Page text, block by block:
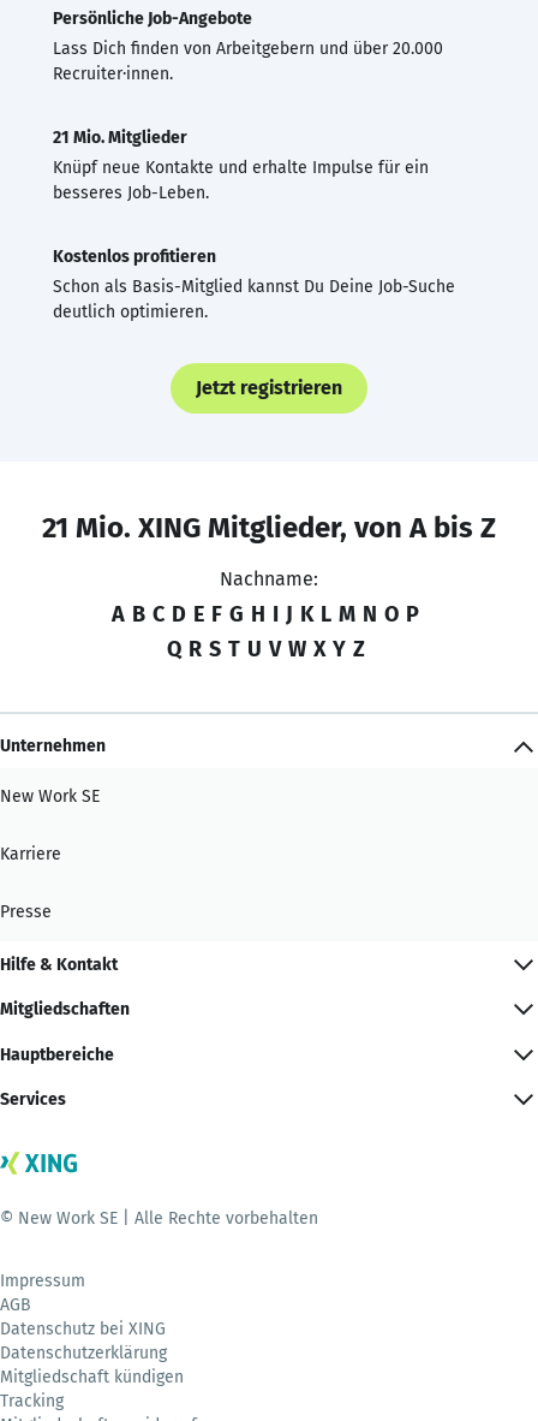
Persönliche Job-Angebote
Lass Dich finden von Arbeitgebern und über 20.000
Recruiter·innen.
21 Mio. Mitglieder
Knüpf neue Kontakte und erhalte Impulse für ein
besseres Job-Leben.
Kostenlos profitieren
Schon als Basis-Mitglied kannst Du Deine Job-Suche
deutlich optimieren.
Jetzt registrieren
21 Mio. XING Mitglieder, von A bis Z
Nachname:
A B C D E F G H I J K L M N O P
Q R S T U V W X Y Z
Unternehmen
New Work SE
Karriere
Presse
Hilfe & Kontakt
Mitgliedschaften
Hauptbereiche
Services
© New Work SE | Alle Rechte vorbehalten
Impressum
AGB
Datenschutz bei XING
Datenschutzerklärung
Mitgliedschaft kündigen
Tracking